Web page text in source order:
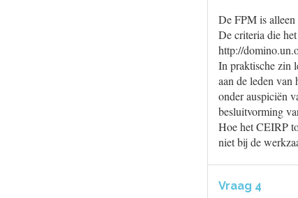
De FPM is alleen
De criteria die
http://
In praktische zin
aan de leden van
onder auspiciën
besluitvorming
Hoe het CEIRP
niet bij de
Vraag 4